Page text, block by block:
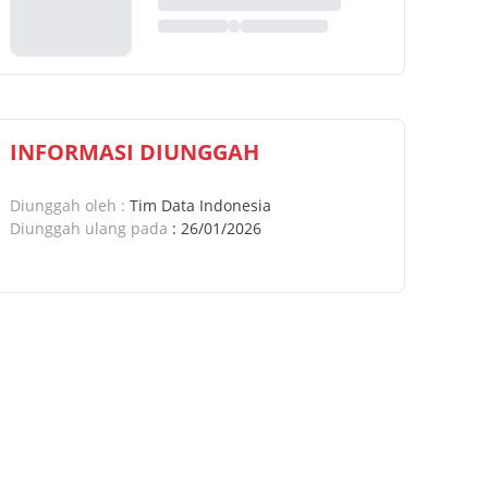
INFORMASI DIUNGGAH
Diunggah oleh : Tim Data Indonesia
Diunggah ulang pada : 26/01/2026